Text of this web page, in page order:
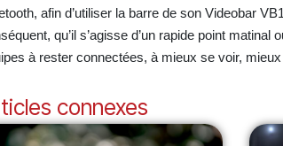
afin d’utiliser la barre de son Videobar
qu’il s’agisse d’un rapide point
à rester connectées, à mieux se voir,
connexes